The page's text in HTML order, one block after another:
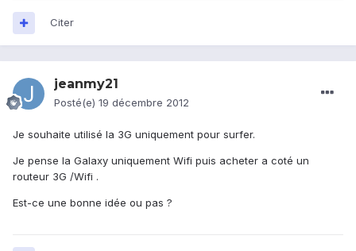
Citer
jeanmy21
Posté(e) 19 décembre 2012
Je souhaite utilisé la 3G uniquement pour surfer.
Je pense la Galaxy uniquement Wifi puis acheter a coté un
routeur 3G /Wifi .
Est-ce une bonne idée ou pas ?